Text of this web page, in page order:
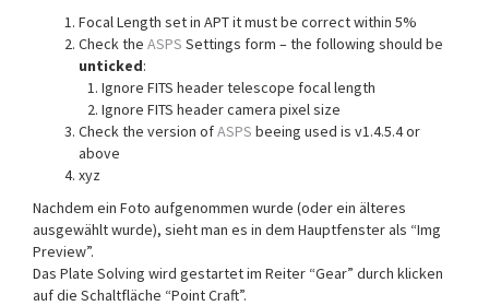
Focal Length set in APT it must be correct within 5%
Check the ASPS Settings form – the following should be
unticked:
Ignore FITS header telescope focal length
Ignore FITS header camera pixel size
Check the version ofASPS beeing used is v1.4.5.4 or
above
xyz
Nachdem ein Foto aufgenommen wurde (oder ein älteres
ausgewählt wurde), sieht man es in dem Hauptfenster als “Img
Preview”.
Das Plate Solving wird gestartet im Reiter “Gear” durch klicken
auf die Schaltfläche “Point Craft”.